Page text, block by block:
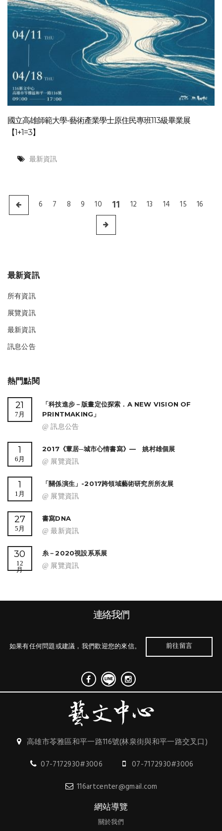
國立高雄師範大學-藝術產業學士原住民專班113級畢業展
【1+1=3】
最新資訊
6 7 8 9 10 11 12 13 14 15 16
最新資訊
所有資訊
展覽資訊
最新資訊
訊息公告
熱門點閱
21
7月
「科技進步－版畫定位探索．A NEW VISION OF
PRINTMAKING」
@ 訊息公告
1
6月
2017《蕈居─城市心情書寫》— 姚村雄個展
@ 展覽資訊
1
1月
「關係演生」-2017跨領域藝術研究所所友展
@ 展覽資訊
27
5月
書寫DNA
@ 最新資訊
30
12
月
糸－2020視設系系展
@ 展覽資訊
連絡我們
如果有任何問題或建議，我們歡迎您的來信。 前往留言
高雄市苓雅區和平一路116號(林泉街與和平一路交叉口)
07-7172930#3006
07-7172930#3006
116artcenter@gmail.com
網站導覽
關於我們